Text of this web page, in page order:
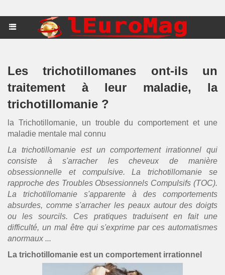
Les trichotillomanes ont-ils un
traitement à leur maladie, la
trichotillomanie ?
la Trichotillomanie, un trouble du comportement et une
maladie mentale mal connu
La trichotillomanie est un comportement irrationnel qui
consiste à s'arracher les cheveux de manière
obsessionnelle et compulsive. La trichotillomanie se
rapproche des Troubles Obsessionnels Compulsifs (TOC).
La trichotillomanie s'apparente à des comportements
absurdes, comme s'arracher les peaux autour des doigts
ou les sourcils. Ces pratiques traduisent en fait une
difficulté, un mal être qui s'exprime par ces automatismes
anormaux ...
La trichotillomanie est un comportement irrationnel